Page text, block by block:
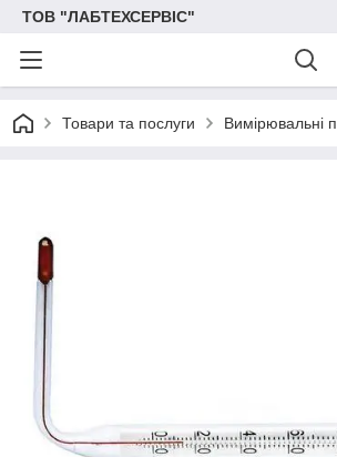
ТОВ "ЛАБТЕХСЕРВІС"
Товари та послуги Вимірювальні